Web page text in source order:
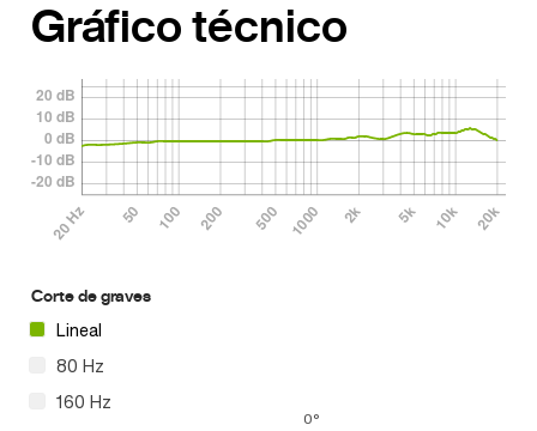
Gráfico técnico
Corte de graves
Lineal
80 Hz
160 Hz
0°